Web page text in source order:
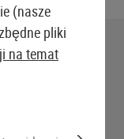
(nasze
pliki
na temat